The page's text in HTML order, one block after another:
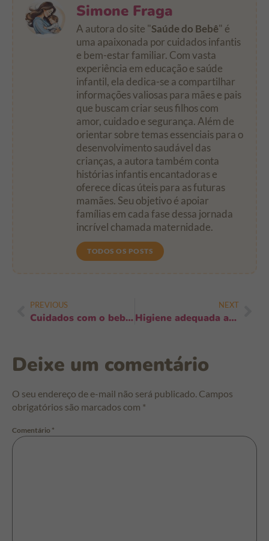
Simone Fraga
A autora do site "Saúde do Bebê" é
uma apaixonada por cuidados infantis
e bem-estar familiar. Com vasta
experiência em educação e saúde
infantil, ela dedica-se a compartilhar
informações valiosas para mães e pais
que buscam criar seus filhos com
amor, cuidado e segurança. Além de
orientar sobre temas essenciais para o
desenvolvimento saudável das
crianças, a autora também conta
histórias infantis encantadoras e
oferece dicas úteis para as futuras
mamães. Seu objetivo é apoiar
famílias em cada fase dessa jornada
incrível chamada maternidade.
TODOS OS POSTS
PREVIOUS
Cuidados com o bebê durante surtos virais: 12 ações práticas para proteger hoje
NEXT
Higiene adequada após contato com muitas pessoas: 7 passos rápidos e eficazes
Deixe um comentário
O seu endereço de e-mail não será publicado. Campos
obrigatórios são marcados com *
Comentário *